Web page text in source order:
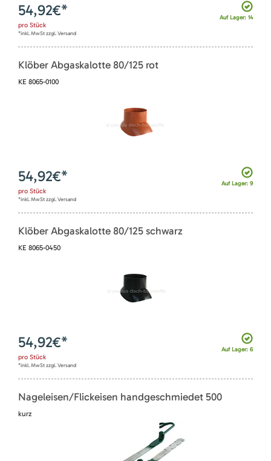
Auf Lager: 14
54,92€*
pro Stück
*inkl. MwSt zzgl. Versand
Klöber Abgaskalotte 80/125 rot
KE 8065-0100
Auf Lager: 9
54,92€*
pro Stück
*inkl. MwSt zzgl. Versand
Klöber Abgaskalotte 80/125 schwarz
KE 8065-0450
Auf Lager: 6
54,92€*
pro Stück
*inkl. MwSt zzgl. Versand
Nageleisen/Flickeisen handgeschmiedet 500
kurz